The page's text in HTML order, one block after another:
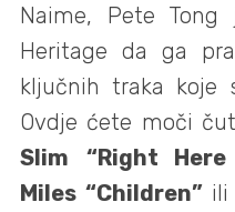
Naime, Pete Tong
Heritage da ga
ključnih traka koje
Ovdje ćete moči
Slim
“Right
Miles “Children”ili